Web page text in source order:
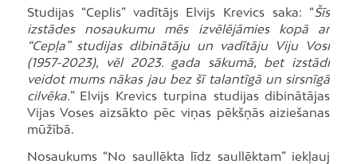
Studijas “Ceplis” vadītājs Elvijs Krevics saka: “Šīs
izstādes nosaukumu mēs izvēlējāmies kopā ar
“Cepļa” studijas dibinātāju un vadītāju Viju Vosi
(1957-2023), vēl 2023. gada sākumā, bet izstādi
veidot mums nākas jau bez šī talantīgā un sirsnīgā
cilvēka.” Elvijs Krevics turpina studijas dibinātājas
Vijas Voses aizsākto pēc viņas pēkšņās aiziešanas
mūžībā.
Nosaukums “No saullēkta līdz saullēktam” iekļauj